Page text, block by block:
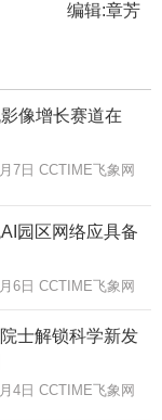
编辑:章芳
像增长赛道在
7日 CCTIME飞象网
园区网络应具备
6日 CCTIME飞象网
士解锁科学新发
4日 CCTIME飞象网